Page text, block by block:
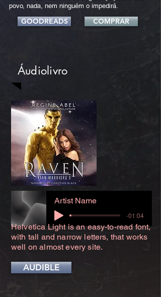
povo, nada, nem ninguém o impedirá.
GOODREADS COMPRAR
Áudiolivro
Artist Name
-01:04
Helvetica Light is an easy-to-read font,
with tall and narrow letters, that works
well on almost every site.
AUDIBLE